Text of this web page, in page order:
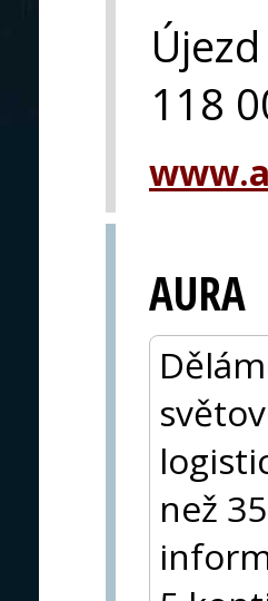
118
AURA
než